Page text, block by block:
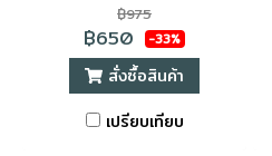
฿975
฿650 -33%
สั่งซื้อสินค้า
เปรียบเทียบ